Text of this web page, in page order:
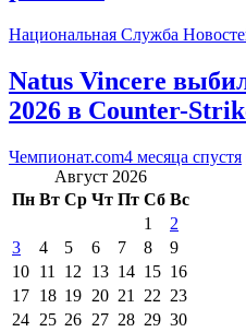
Национальная Служба
Natus Vincere
2026 в Counter-
Чемпионат.com4 месяца спустя
Август 2026
Пн Вт Ср Чт Пт Сб Вс
1
2
3
4 5 6 7 8
9
10 11 12 13 14 15 16
17 18 19 20 21 22 23
24 25 26 27 28 29 30